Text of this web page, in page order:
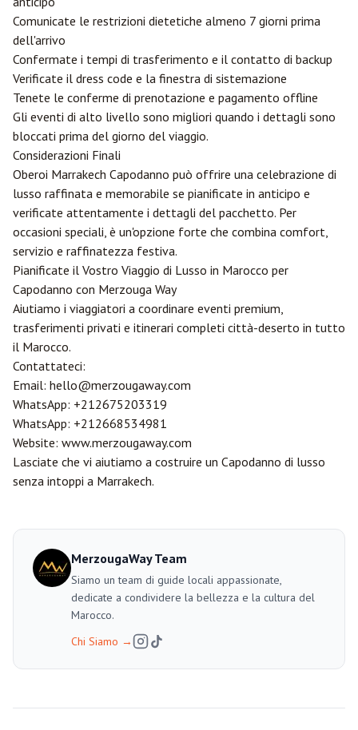
Comunicate le restrizioni dietetiche almeno 7 giorni prima
dell'arrivo
Confermate i tempi di trasferimento e il contatto di backup
Verificate il dress code e la finestra di sistemazione
Tenete le conferme di prenotazione e pagamento offline
Gli eventi di alto livello sono migliori quando i dettagli sono
bloccati prima del giorno del viaggio.
Considerazioni Finali
Oberoi Marrakech Capodanno può offrire una celebrazione di
lusso raffinata e memorabile se pianificate in anticipo e
verificate attentamente i dettagli del pacchetto. Per
occasioni speciali, è un'opzione forte che combina comfort,
servizio e raffinatezza festiva.
Pianificate il Vostro Viaggio di Lusso in Marocco per
Capodanno con Merzouga Way
Aiutiamo i viaggiatori a coordinare eventi premium,
trasferimenti privati e itinerari completi città-deserto in tutto
il Marocco.
Contattateci:
Email: hello@merzougaway.com
WhatsApp: +212675203319
WhatsApp: +212668534981
Website: www.merzougaway.com
Lasciate che vi aiutiamo a costruire un Capodanno di lusso
senza intoppi a Marrakech.
MerzougaWay Team
Siamo un team di guide locali appassionate,
dedicate a condividere la bellezza e la cultura del
Marocco.
Chi Siamo →